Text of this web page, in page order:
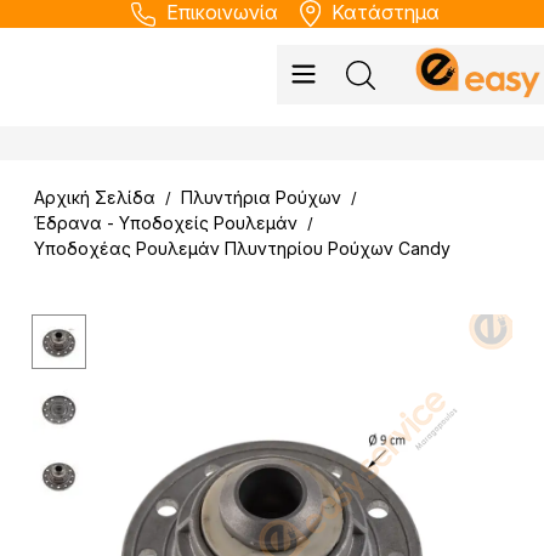
Επικοινωνία Κατάστημα
Αρχική Σελίδα / Πλυντήρια Ρούχων /
Έδρανα - Υποδοχείς Ρουλεμάν /
Υποδοχέας Ρουλεμάν Πλυντηρίου Ρούχων Candy